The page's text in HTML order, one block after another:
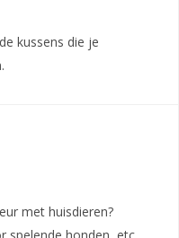
kussens die je
met huisdieren?